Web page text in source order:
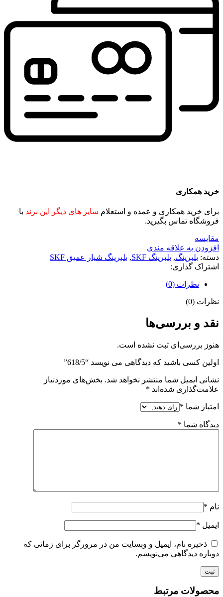
خرید همکاری
برای خرید همکاری و عمده و استعلام سایز های دیگر این برند با
فروشگاه تماس بگیرید.
مقايسه
افزودن به علاقه مندی
دسته: بلبرینگ, بلبرینگ SKF , بلبرینگ شیار عمیق SKF
اشتراک گذاری:
نظرات (0)
نظرات (0)
نقد و بررسی‌ها
هنوز بررسی‌ای ثبت نشده است.
اولین کسی باشید که دیدگاهی می نویسد “618/5”
نشانی ایمیل شما منتشر نخواهد شد. بخش‌های موردنیاز
علامت‌گذاری شده‌اند *
امتیاز شما *
دیدگاه شما *
نام *
ایمیل *
ذخیره نام، ایمیل و وبسایت من در مرورگر برای زمانی که
دوباره دیدگاهی می‌نویسم.
محصولات مرتبط